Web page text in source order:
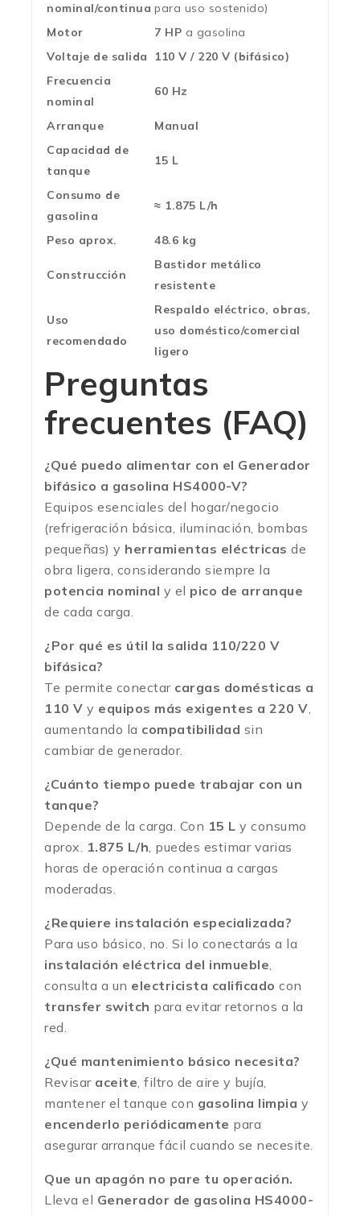
nominal/continua para uso sostenido)
Motor
7 HP a gasolina
Voltaje de salida
110 V / 220 V (bifásico)
Frecuencia
nominal
60 Hz
Arranque
Manual
Capacidad de
tanque
15 L
Consumo de
gasolina
≈ 1.875 L/h
Peso aprox. 48.6 kg
Construcción
Bastidor metálico
resistente
Uso
recomendado
Respaldo eléctrico, obras,
uso doméstico/comercial
ligero
Preguntas
frecuentes (FAQ)
¿Qué puedo alimentar con el Generador
bifásico a gasolina HS4000-V?
Equipos esenciales del hogar/negocio
(refrigeración básica, iluminación, bombas
pequeñas) y herramientas eléctricas de
obra ligera, considerando siempre la
potencia nominal y el pico de arranque
de cada carga.
¿Por qué es útil la salida 110/220 V
bifásica?
Te permite conectar cargas domésticas a
110 V y equipos más exigentes a 220 V,
aumentando la compatibilidad sin
cambiar de generador.
¿Cuánto tiempo puede trabajar con un
tanque?
Depende de la carga. Con 15 L y consumo
aprox. 1.875 L/h, puedes estimar varias
horas de operación continua a cargas
moderadas.
¿Requiere instalación especializada?
Para uso básico, no. Si lo conectarás a la
instalación eléctrica del inmueble,
consulta a un electricista calificado con
transfer switch para evitar retornos a la
red.
¿Qué mantenimiento básico necesita?
Revisar aceite, filtro de aire y bujía,
mantener el tanque con gasolina limpia y
encenderlo periódicamente para
asegurar arranque fácil cuando se necesite.
Que un apagón no pare tu operación.
Lleva el Generador de gasolina HS4000-